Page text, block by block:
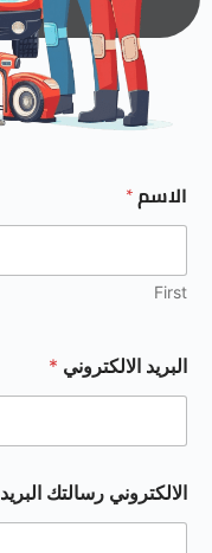
الاسم*
First
البريد الالكتروني *
الالكتروني رسالتك البريد